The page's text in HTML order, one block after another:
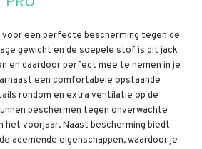
een perfecte bescherming tegen de
gewicht en de soepele stof is dit jack
en daardoor perfect mee te nemen in je
een comfortabele opstaande
rondom en extra ventilatie op de
beschermen tegen onverwachte
het voorjaar. Naast bescherming biedt
ademende eigenschappen, waardoor je